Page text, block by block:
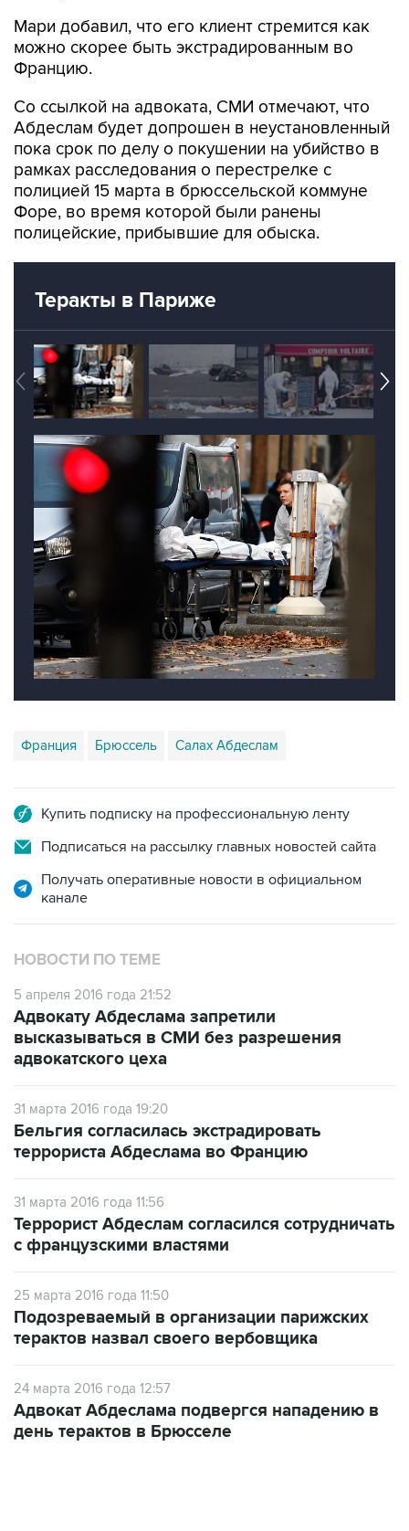
Мари добавил, что его клиент стремится как
можно скорее быть экстрадированным во
Францию.
Со ссылкой на адвоката, СМИ отмечают, что
Абдеслам будет допрошен в неустановленный
пока срок по делу о покушении на убийство в
рамках расследования о перестрелке с
полицией 15 марта в брюссельской коммуне
Форе, во время которой были ранены
полицейские, прибывшие для обыска.
Теракты в Париже
Франция Брюссель Салах Абдеслам
Купить подписку на профессиональную ленту
Подписаться на рассылку главных новостей сайта
Получать оперативные новости в официальном
канале
НОВОСТИ ПО ТЕМЕ
5 апреля 2016 года 21:52
Адвокату Абдеслама запретили
высказываться в СМИ без разрешения
адвокатского цеха
31 марта 2016 года 19:20
Бельгия согласилась экстрадировать
террориста Абдеслама во Францию
31 марта 2016 года 11:56
Террорист Абдеслам согласился сотрудничать
с французскими властями
25 марта 2016 года 11:50
Подозреваемый в организации парижских
терактов назвал своего вербовщика
24 марта 2016 года 12:57
Адвокат Абдеслама подвергся нападению в
день терактов в Брюсселе